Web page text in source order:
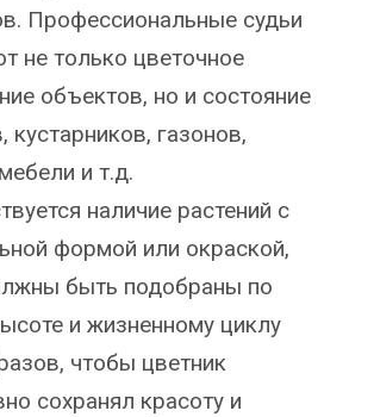
Профессиональные судьи
не только цветочное
объектов, но и состояние
кустарников, газонов,
и т.д.
наличие растений с
формой или окраской,
быть подобраны по
и жизненному циклу
чтобы цветник
сохранял красоту и